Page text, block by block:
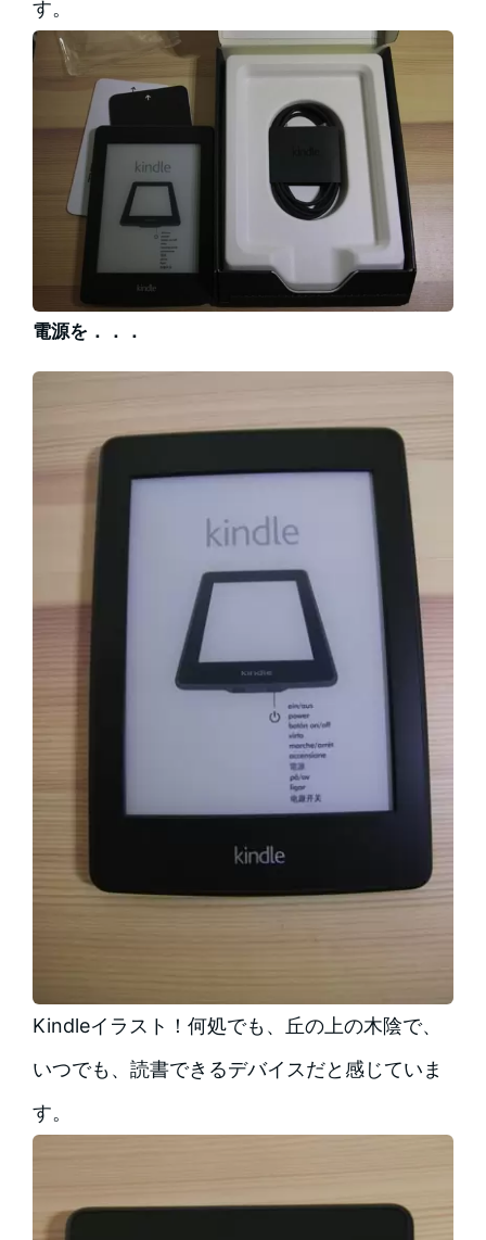
す。
電源を．．．
Kindleイラスト！何処でも、丘の上の木陰で、
いつでも、読書できるデバイスだと感じていま
す。